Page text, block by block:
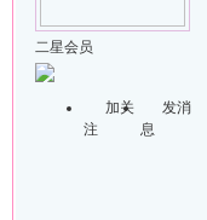
二星会员
加关
注
发消
息